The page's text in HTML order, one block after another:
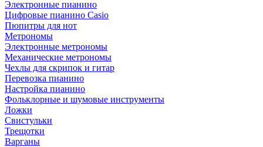
Электронные пианино
Цифровые пианино Casio
Пюпитры для нот
Метрономы
Электронные метрономы
Механические метрономы
Чехлы для скрипок и гитар
Перевозка пианино
Настройка пианино
Фольклорные и шумовые инструменты
Ложки
Свистульки
Трещотки
Варганы